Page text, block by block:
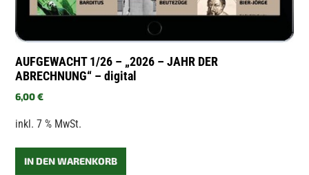
AUFGEWACHT 1/26 – „2026 – JAHR DER
ABRECHNUNG“ – digital
6,00€
inkl. 7 % MwSt.
IN DEN WARENKORB